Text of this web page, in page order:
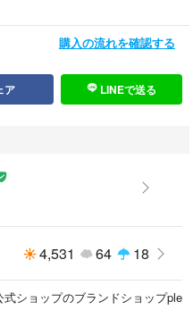
(本物）でございます。
安委員会）
購入の流れを確認する
ア LINEで送る
4,531 64 18
ショップのブランドショップple